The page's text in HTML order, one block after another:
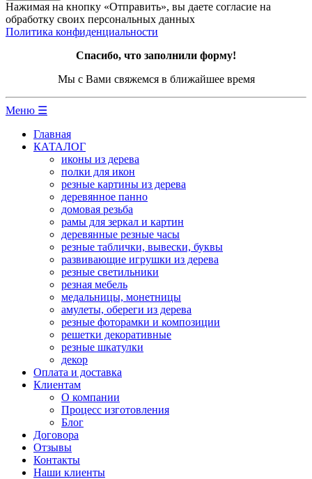
Нажимая на кнопку «Отправить», вы даете согласие на
обработку своих персональных данных
Политика конфиденциальности
Спасибо, что заполнили форму!
Мы с Вами свяжемся в ближайшее время
Меню ☰
Главная
КАТАЛОГ
иконы из дерева
полки для икон
резные картины из дерева
деревянное панно
домовая резьба
рамы для зеркал и картин
деревянные резные часы
резные таблички, вывески, буквы
развивающие игрушки из дерева
резные светильники
резная мебель
медальницы, монетницы
амулеты, обереги из дерева
резные фоторамки и композиции
решетки декоративные
резные шкатулки
декор
Оплата и доставка
Клиентам
О компании
Процесс изготовления
Блог
Договора
Отзывы
Контакты
Наши клиенты